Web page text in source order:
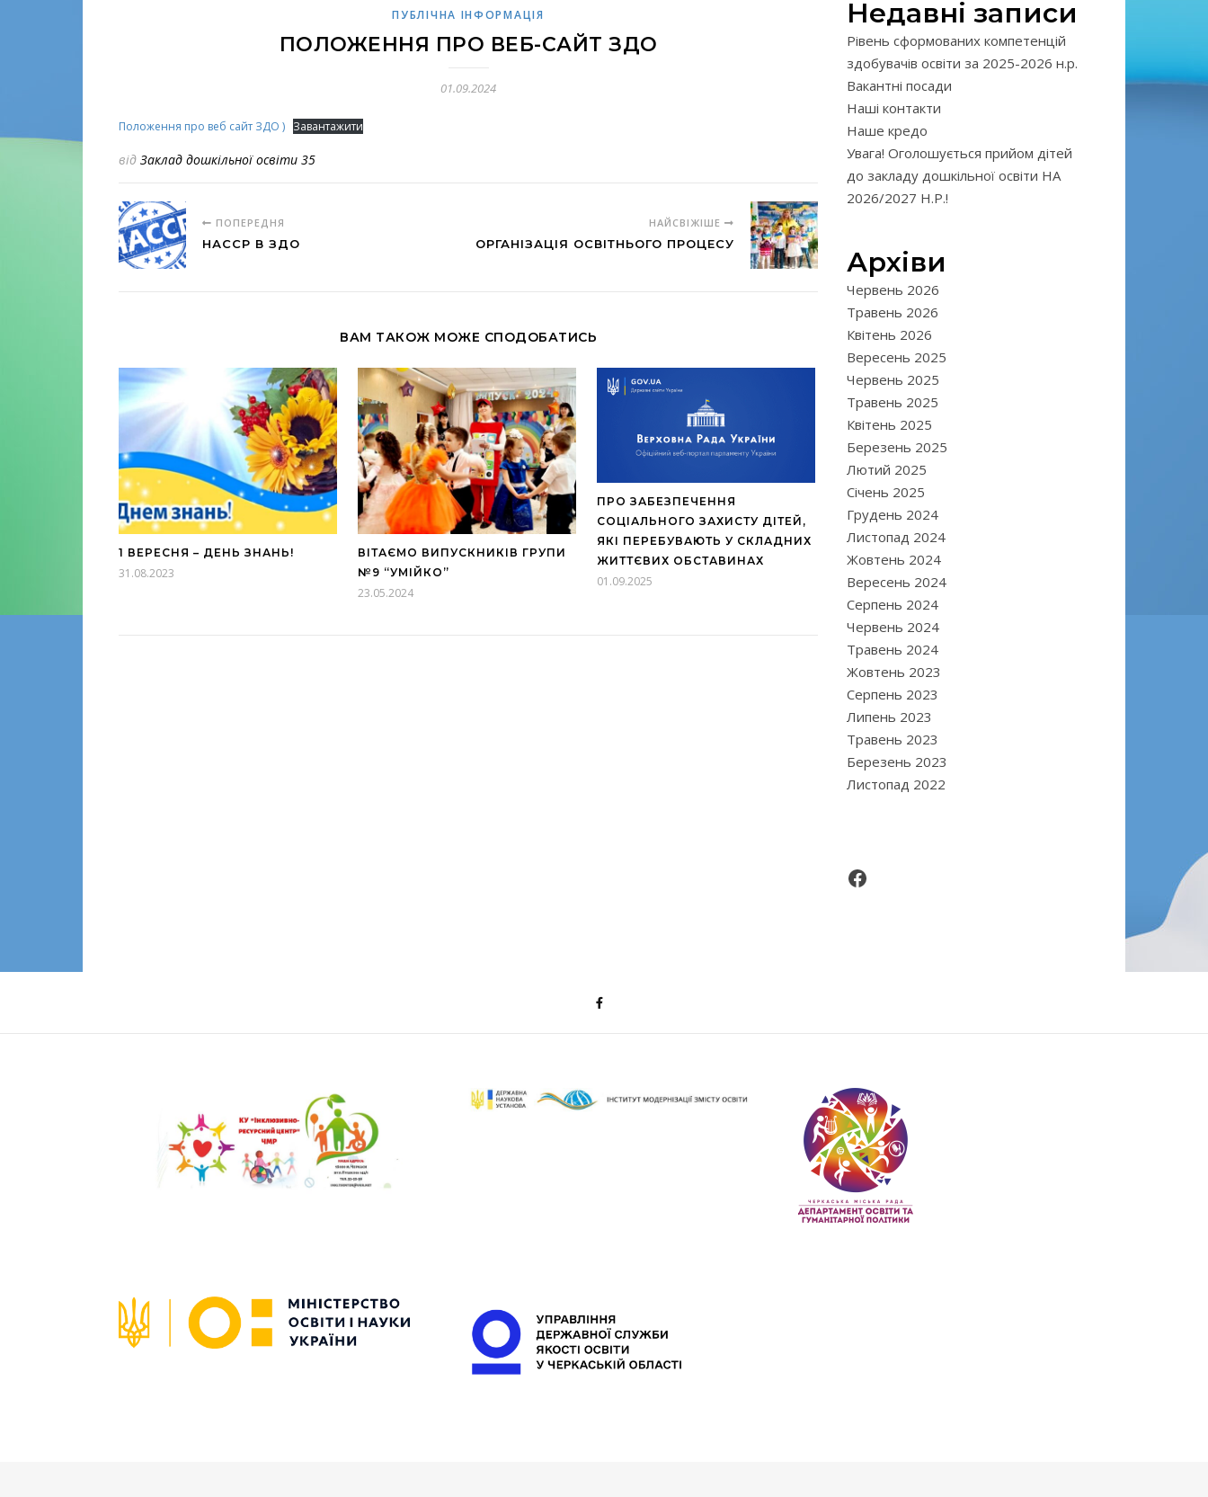
ПУБЛІЧНА ІНФОРМАЦІЯ
ПОЛОЖЕННЯ ПРО ВЕБ-САЙТ ЗДО
01.09.2024
Положення про веб сайт ЗДО ) Завантажити
від Заклад дошкільної освіти 35
ПОПЕРЕДНЯ
НАССР В ЗДО
НАЙСВІЖІШЕ
ОРГАНІЗАЦІЯ ОСВІТНЬОГО ПРОЦЕСУ
ВАМ ТАКОЖ МОЖЕ СПОДОБАТИСЬ
1 ВЕРЕСНЯ – ДЕНЬ ЗНАНЬ!
31.08.2023
ВІТАЄМО ВИПУСКНИКІВ ГРУПИ
№9 “УМІЙКО”
23.05.2024
ПРО ЗАБЕЗПЕЧЕННЯ
СОЦІАЛЬНОГО ЗАХИСТУ ДІТЕЙ,
ЯКІ ПЕРЕБУВАЮТЬ У СКЛАДНИХ
ЖИТТЄВИХ ОБСТАВИНАХ
01.09.2025
Недавні записи
Рівень сформованих компетенцій
здобувачів освіти за 2025-2026 н.р.
Вакантні посади
Наші контакти
Наше кредо
Увага! Оголошується прийом дітей
до закладу дошкільної освіти НА
2026/2027 Н.Р.!
Архіви
Червень 2026
Травень 2026
Квітень 2026
Вересень 2025
Червень 2025
Травень 2025
Квітень 2025
Березень 2025
Лютий 2025
Січень 2025
Грудень 2024
Листопад 2024
Жовтень 2024
Вересень 2024
Серпень 2024
Червень 2024
Травень 2024
Жовтень 2023
Серпень 2023
Липень 2023
Травень 2023
Березень 2023
Листопад 2022
Facebook